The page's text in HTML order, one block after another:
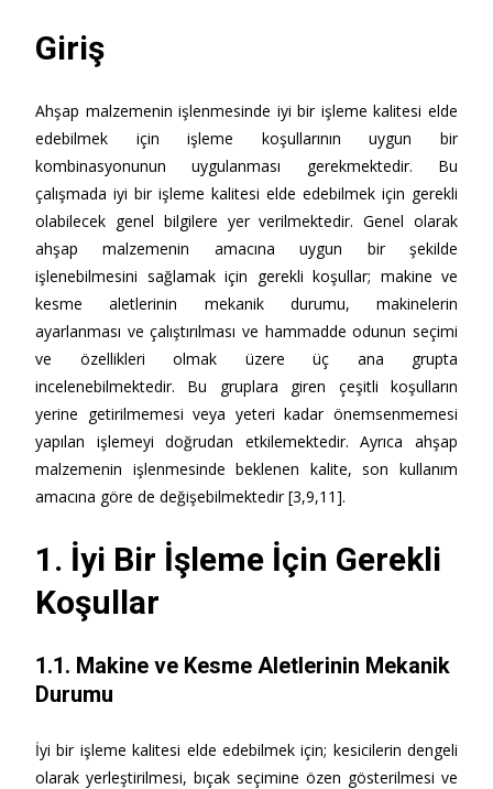
Giriş
Ahşap malzemenin işlenmesinde iyi bir işleme kalitesi elde
edebilmek için işleme koşullarının uygun bir
kombinasyonunun uygulanması gerekmektedir. Bu
çalışmada iyi bir işleme kalitesi elde edebilmek için gerekli
olabilecek genel bilgilere yer verilmektedir. Genel olarak
ahşap malzemenin amacına uygun bir şekilde
işlenebilmesini sağlamak için gerekli koşullar; makine ve
kesme aletlerinin mekanik durumu, makinelerin
ayarlanması ve çalıştırılması ve hammadde odunun seçimi
ve özellikleri olmak üzere üç ana grupta
incelenebilmektedir. Bu gruplara giren çeşitli koşulların
yerine getirilmemesi veya yeteri kadar önemsenmemesi
yapılan işlemeyi doğrudan etkilemektedir. Ayrıca ahşap
malzemenin işlenmesinde beklenen kalite, son kullanım
amacına göre de değişebilmektedir [3,9,11].
1. İyi Bir İşleme İçin Gerekli
Koşullar
1.1. Makine ve Kesme Aletlerinin Mekanik
Durumu
İyi bir işleme kalitesi elde edebilmek için; kesicilerin dengeli
olarak yerleştirilmesi, bıçak seçimine özen gösterilmesi ve